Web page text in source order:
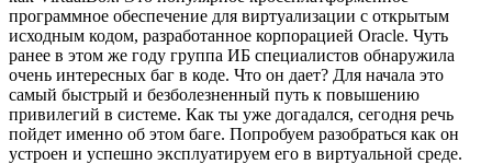
программное обеспечение для виртуализации с открытым
исходным кодом, разработанное корпорацией Oracle. Чуть
ранее в этом же году группа ИБ специалистов обнаружила
очень интересных баг в коде. Что он дает? Для начала это
самый быстрый и безболезненный путь к повышению
привилегий в системе. Как ты уже догадался, сегодня речь
пойдет именно об этом баге. Попробуем разобраться как он
устроен и успешно эксплуатируем его в виртуальной среде.